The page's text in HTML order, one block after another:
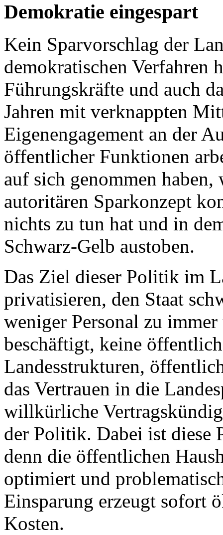
Demokratie eingespart
Kein Sparvorschlag der
demokratischen Verfahren
Führungskräfte und auch
Jahren mit verknappten
Eigenengagement an der
öffentlicher Funktionen
auf sich genommen
autoritären Sparkonzept
nichts zu tun hat und in
Schwarz-Gelb austoben.
Das Ziel dieser Politik im
privatisieren, den Staat
weniger Personal zu
beschäftigt, keine
Landesstrukturen,
das Vertrauen in die
willkürliche
der Politik. Dabei ist
denn die öffentlichen
optimiert und
Einsparung erzeugt sofort
Kosten.